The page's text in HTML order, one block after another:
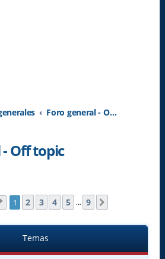
Foro general - Off topic
Off topic
Página de 9
1 2 3 4 5 … 9
Temas